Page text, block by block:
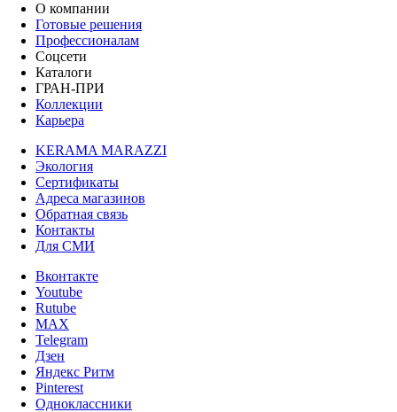
О компании
Готовые решения
Профессионалам
Соцсети
Каталоги
ГРАН-ПРИ
Коллекции
Карьера
KERAMA MARAZZI
Экология
Сертификаты
Адреса магазинов
Обратная связь
Контакты
Для СМИ
Вконтакте
Youtube
Rutube
MAX
Telegram
Дзен
Яндекс Ритм
Pinterest
Одноклассники